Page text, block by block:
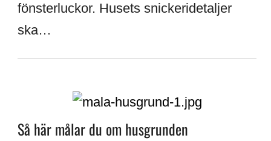
fönsterluckor. Husets snickeridetaljer
ska…
Så här målar du om husgrunden